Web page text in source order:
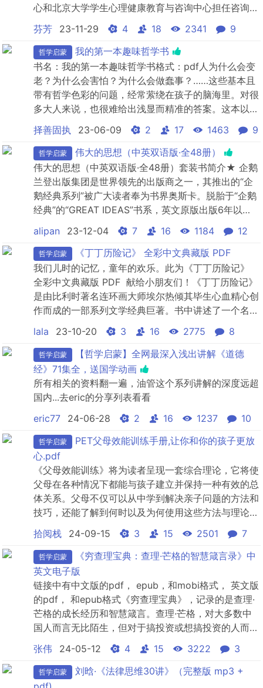
心和北京大学学生心理健康教育与咨询中心担任咨询
师。接受过北京大学心理学系全部相关课程的培训，在
治疗中倾向于使用认知行为疗法。同时亦在接受创伤治
疗的连续培训。课程会用、颠覆的理论和案例，帮大家
剖析和解答各种育儿难题。孩子遇到困难，不愿意与父
母沟通?不...
芬芳 23-11-29 4 18 2341 9
哲学启蒙
我的第一本趣味哲学书
书名：我的第一本趣味哲学书格式：pdf人为什么会变
老？为什么会害怕？为什么会做蠢事？……这些基本且
带有哲学色彩的问题，经常萦绕在孩子的脑海里。对很
多大人来说，也很难给出浅显而精准的答案。这本以法
国Astrapi报的哲学专栏文章汇编而成的趣味绘本，涉
及死亡、自由、幸福等30个哲学主题。作者走进学
校、教室，和孩子们一起讨论，为各种观点准备了充足
的论据，让孩子在阅读中，无须想破脑壳，就可以完成
哲学启蒙。...
择善固执 23-06-09 2 17 1463 9
哲学启蒙
伟大的思想（中英双语版·全48册）
伟大的思想（中英双语版·全48册）套装书简介★ 企鹅
兰登出版集团是世界领先的出版商之一，其推出的“企
鹅经典系列”被广大读者奉为书界奥斯卡。脱胎于“企鹅
经典”的“GREAT IDEAS”书系，英文原版出版6年以
来，销量超过2500000册，其打造初衷在于让我们重
遇经典，重品人文思想银河中的熠熠星光。★《伟大的
思想》书系汇集来自12个国家的46位大师，跨越2500
年，从自然到哲学，从战术到艺术，从政治...
alipan 23-12-04 7 16 1184 12
哲学启蒙
《丁丁历险记》 全彩中文典藏版 PDF
我们儿时的记忆，童年的欢乐。此为《丁丁历险记》
全彩中文典藏版 PDF 献给小朋友们！《丁丁历险记》
是由比利时著名连环画大师埃尔热倾其毕生心血精心创
作而成的一部系列文学经典巨著。书中讲述了一个名叫
丁丁的年轻记者和他忠实的搭档——小狗米卢，以及他
的伙伴们——阿道克船长、向日葵教授、侦探杜邦兄弟
一起周游世界各地，惩恶扬善，历险探奇的精彩故事。
自从1929年1月10日，“丁丁”和“...
lala 23-10-20 3 16 2775 8
哲学启蒙
【哲学启蒙】全网最深入浅出讲解《道德
经》71集全，送国学动画
所有相关的资料翻一遍，油管这个系列讲解的深度远超
国内...去eric的分享列表看看
eric77
24-06-28 2 16 1237 10
哲学启蒙
PET父母效能训练手册,让你和你的孩子更放
心.pdf
《父母效能训练》将为读者呈现一套综合理论，它将使
父母在各种情况下都能与孩子建立并保持一种有效的总
体关系。父母不仅可以从中学到解决亲子问题的方法和
技巧，还能了解到何时以及为何使用这些方法与理论，
以及使用它们的目的。据统计，这本书以33种语言在
全球出版，英文版销量高达500多万册。全球50多个国
家和地区每年近500万父母参加此培训课程。父母效能
训练（PE.T）由美国知名心理学家托马斯·戈登于40多
年前...
拾阅栈 24-09-15 3 15 2501 7
哲学启蒙
《穷查理宝典：查理·芒格的智慧箴言录》中
英文电子版
链接中有中文版的pdf， epub，和mobi格式， 英文版
的pdf， 和epub格式《穷查理宝典》，记录的是查理·
芒格的成长经历和智慧箴言。查理·芒格，对大多数中
国人而言无比陌生，但对于搞投资或想搞投资的人而
言，却已近乎成神。沃伦·巴菲特的黄金搭档，伯克希
尔·哈撒韦公司的副主席。“股神”巴菲特傲人的投资业
绩，与芒格的贡献分不开。美国媒体提起芒格时，固定
用法是“巴菲特的右手”；提起他俩时，固定用法...
张伟 24-05-12 4 15 3222 3
哲学启蒙
刘晗·《法律思维30讲》（完整版 mp3 +